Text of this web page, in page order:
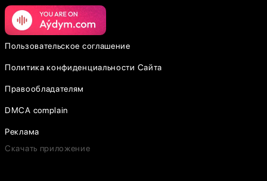
Пользовательское соглашение
Политика конфиденциальности Сайта
Правообладателям
DMCA complain
Реклама
Скачать приложение